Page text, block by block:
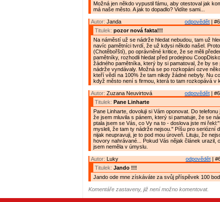
Možná jen někdo vypustil fámu, aby otestoval jak
má naše město. A jak to dopadlo? Vidíte sami...
odpovědět |
Autor: Janda
Titulek: pozor nová fakta!!!
Na náměstí už se nádrže hledat nebudou, tam už
navíc pamětníci tvrdí, že už kdysi někdo našel.
(Chotěbořští), po oprávněné kritice, že se měli
pamětníky, rozhodli hledat před prodejnou
žádného pamětníka, který by si pamatoval, že by se
nádrže vyndávaly. Možná se po rozkopání ozve
kteří vědí na 100% že tam nikdy žádné nebyly. Nu
když město není s firmou, která to tam rozkopává v
odpovědět |
Autor: Zuzana Neuvirtová
Titulek: Pane Linharte
Pane Linharte, dovoluji si Vám oponovat. Do
že jsem mluvila s pánem, který si pamatuje, že se
ptala jsem se Vás, co Vy na to - doslova jste mi
mysleli, že tam ty nádrže nejsou." Píšu pro seriózní
nijak neupravuji, je to pod mou úroveň. Lituju, že
hovory nahrávané... Pokud Vás nějak článek urazil,
jsem neměla v úmyslu.
odpovědět |
Autor: Luky
Titulek: Jando !!!
Jando ode mne získáváte za svůj příspěvek 100
Komentáře zastaveny, již není možno komentovat.